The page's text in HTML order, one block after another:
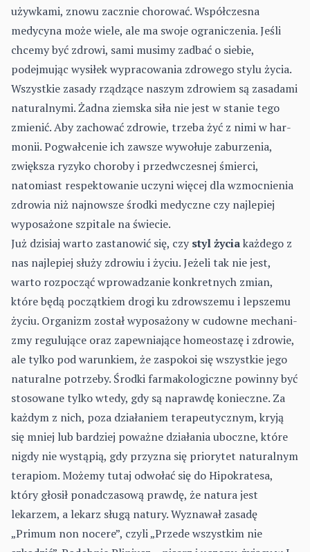
używkami, znowu zacznie chorować. Współczesna
medycyna może wiele, ale ma swoje ogranicze­nia. Jeśli
chcemy być zdrowi, sami musimy zadbać o siebie,
podejmując wysiłek wypracowania zdrowego stylu życia.
Wszystkie zasady rządzące naszym zdrowiem są zasadami
naturalnymi. Żadna ziemska siła nie jest w stanie tego
zmienić. Aby zachować zdrowie, trzeba żyć z nimi w har­
monii. Pogwałcenie ich zawsze wywołuje zaburzenia,
zwiększa ryzyko choroby i przedwczesnej śmierci,
natomiast respektowanie uczyni więcej dla wzmocnienia
zdrowia niż najnowsze środki medyczne czy najlepiej
wyposażone szpitale na świecie.
Już dzisiaj warto zastanowić się, czy styl życiakażdego z
nas najlepiej służy zdrowiu i życiu. Jeżeli tak nie jest,
warto rozpocząć wprowadza­nie konkretnych zmian,
które będą początkiem drogi ku zdrowszemu i lepszemu
życiu. Organizm został wyposażony w cudowne mechani­
zmy regulujące oraz zapewniające homeostazę i zdrowie,
ale tylko pod warunkiem, że zaspokoi się wszystkie jego
naturalne potrzeby. Środki farmakologiczne powinny być
stosowane tylko wtedy, gdy są naprawdę konieczne. Za
każdym z nich, poza działaniem terapeutycznym, kryją
się mniej lub bardziej poważne działania uboczne, które
nigdy nie wystąpią, gdy przyzna się priorytet naturalnym
terapiom. Możemy tutaj odwołać się do Hipokratesa,
który głosił ponadczasową prawdę, że natura jest
lekarzem, a lekarz sługą natury. Wyznawał zasadę
„Primum non nocere”, czyli „Przede wszystkim nie